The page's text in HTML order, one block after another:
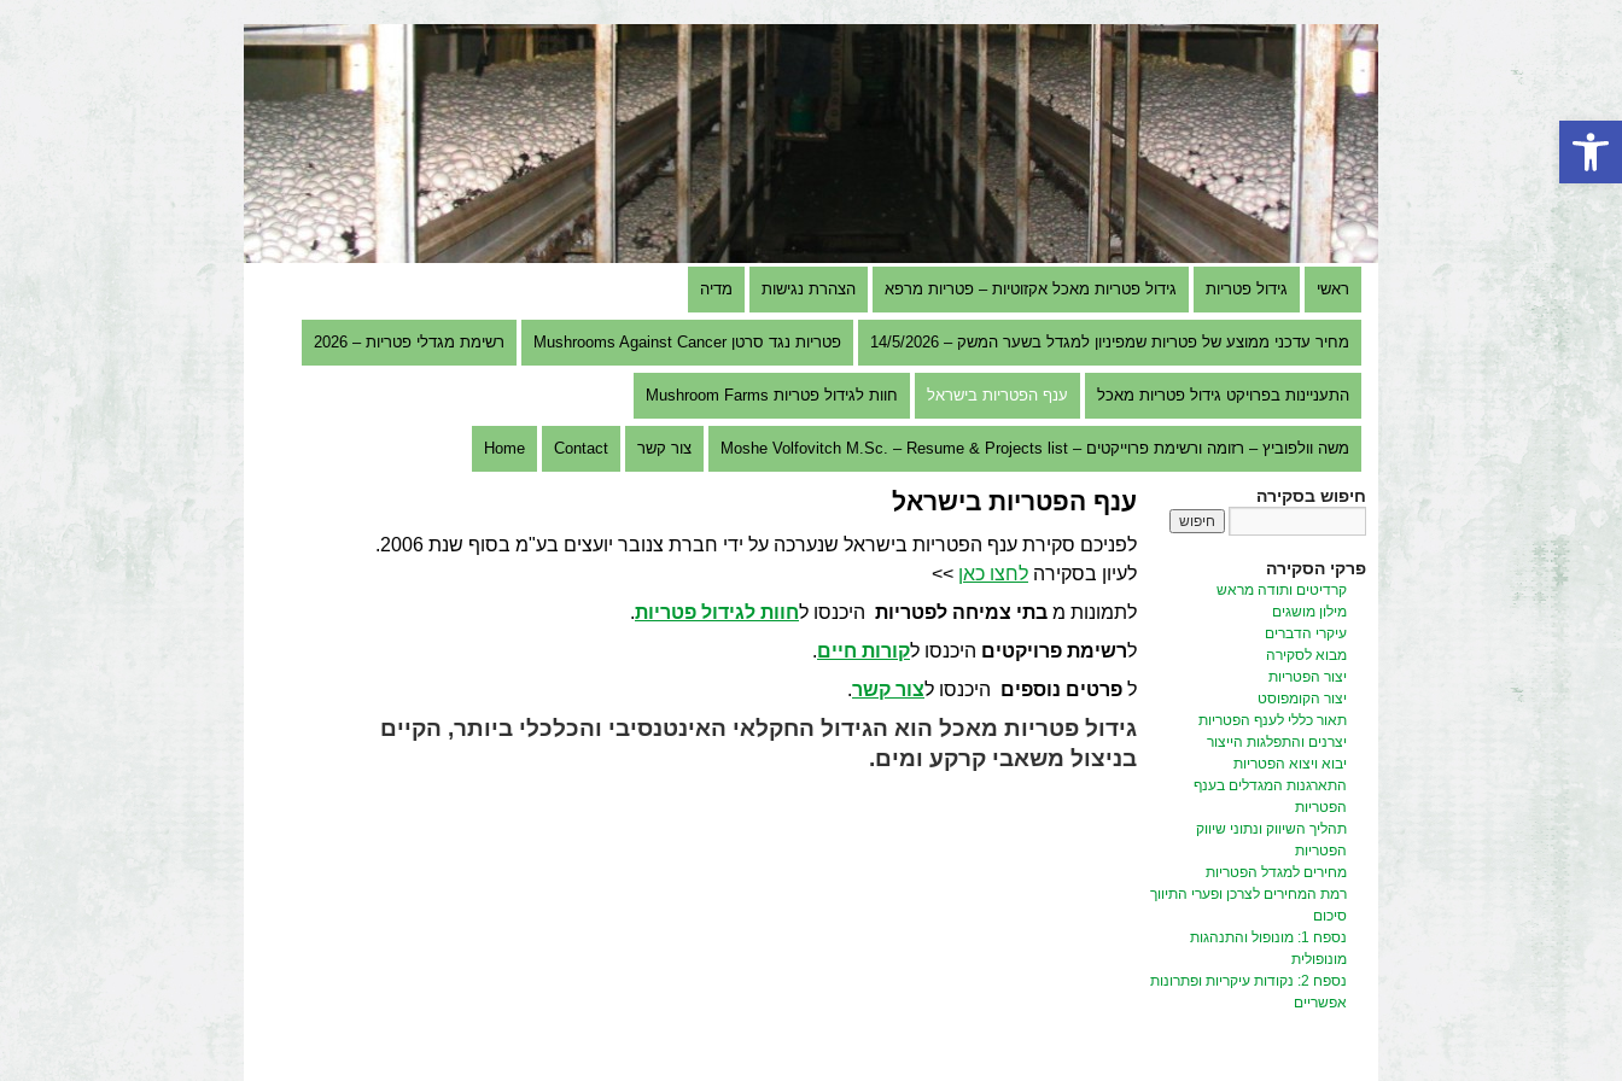
פתח סרגל נגישות
ראשי גידול פטריות גידול פטריות מאכל אקזוטיות – פטריות מרפא הצהרת נגישות מדיה
מחיר עדכני ממוצע של פטריות שמפיניון למגדל בשער המשק – 14/5/2026 פטריות נגד סרטן Mushrooms Against Cancer רשימת מגדלי פטריות – 2026
התעניינות בפרויקט גידול פטריות מאכל ענף הפטריות בישראל חוות לגידול פטריות Mushroom Farms
משה וולפוביץ – רזומה ורשימת פרוייקטים – Moshe Volfovitch M.Sc. – Resume & Projects list צור קשר Contact
Home
ענף הפטריות בישראל
לפניכם סקירת ענף הפטריות בישראל שנערכה על ידי חברת צנובר יועצים בע"מ בסוף שנת 2006.
לעיון בסקירה לחצו כאן >>
לתמונות מ בתי צמיחה לפטריות היכנסו לחוות לגידול פטריות.
לרשימת פרויקטים היכנסו לקורות חיים.
ל פרטים נוספים היכנסו לצור קשר.
גידול פטריות מאכל הוא הגידול החקלאי האינטנסיבי והכלכלי ביותר, הקיים
בניצול משאבי קרקע ומים.
חיפוש בסקירה
פרקי הסקירה
קרדיטים ותודה מראש
מילון מושגים
עיקרי הדברים
מבוא לסקירה
יצור הפטריות
יצור הקומפוסט
תאור כללי לענף הפטריות
יצרנים והתפלגות הייצור
יבוא ויצוא הפטריות
התארגנות המגדלים בענף
הפטריות
תהליך השיווק ונתוני שיווק
הפטריות
מחירים למגדל הפטריות
רמת המחירים לצרכן ופערי התיווך
סיכום
נספח 1: מונופול והתנהגות
מונופולית
נספח 2: נקודות עיקריות ופתרונות
אפשריים